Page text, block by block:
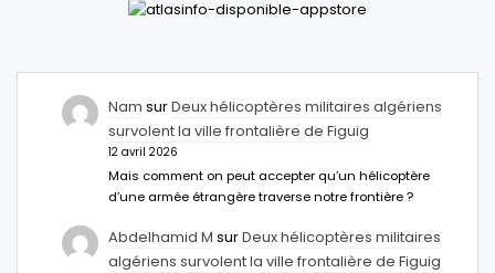
Nam surDeux hélicoptères militaires algériens
survolent la ville frontalière de Figuig
12 avril 2026
Mais comment on peut accepter qu’un hélicoptère
d’une armée étrangère traverse notre frontière ?
Abdelhamid M surDeux hélicoptères militaires
algériens survolent la ville frontalière de Figuig